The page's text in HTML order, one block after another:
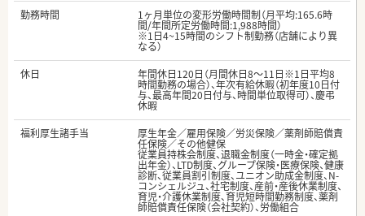
勤務時間
1ヶ月単位の変形労働時間制（月平均:165.6時
間/年間所定労働時間:1,988時間）
※1日4~15時間のシフト制勤務（店舗により異
なる）
休日
年間休日120日（月間休日8～11日※1日平均8
時間勤務の場合）、年次有給休暇（初年度10日付
与、最高年間20日付与、時間単位取得可）、慶弔
休暇
福利厚生諸手当
厚生年金／雇用保険／労災保険／薬剤師賠償責
任保険／その他健保
従業員持株会制度、退職金制度（一時金・確定拠
出年金）、LTD制度、グループ保険・医療保険、健康
診断、従業員割引制度、ユニオン助成金制度、N-
コンシェルジュ、社宅制度、産前・産後休業制度、
育児・介護休業制度、育児短時間勤務制度、薬剤
師賠償責任保険（会社契約）、労働組合